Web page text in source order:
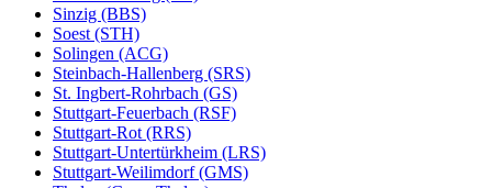
Sinzig (BBS)
Soest (STH)
Solingen (ACG)
Steinbach-Hallenberg (SRS)
St. Ingbert-Rohrbach (GS)
Stuttgart-Feuerbach (RSF)
Stuttgart-Rot (RRS)
Stuttgart-Untertürkheim (LRS)
Stuttgart-Weilimdorf (GMS)